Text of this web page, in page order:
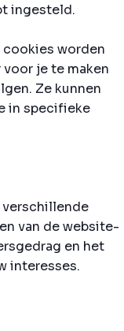
ingesteld.
worden
je te maken
Ze kunnen
in specifieke
van de website-
en het
interesses.